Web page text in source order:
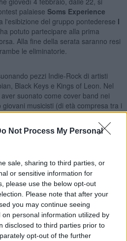
Not Process My Personal
sale, sharing to third parties, or
or sensitive information for
please use the below opt-out
Please note that after your
you may continue seeing
personal information utilized by
disclosed to third parties prior to
opt-out of the further
palaiese Soms Experience
l'esibizione del gruppo pontederese I
potuto partecipare alla prima
Alla fine della serata saranno resi
le eliminatorie.
pezzi Indie-Rock di artisti
Black Keys e Kings of Leon. Nel
suonato come cover band nei
musicisti (di età compresa tra i
pezzi propri, in italiano. Dopo
di band indipendente inizia a
chiaramente provenienti dal
Mingus e Parker. Il gruppo
altri inediti e programmando date
e voce); Carlo Pareti (basso
solista); Matteo Cappelli
Hometown: Grosseto